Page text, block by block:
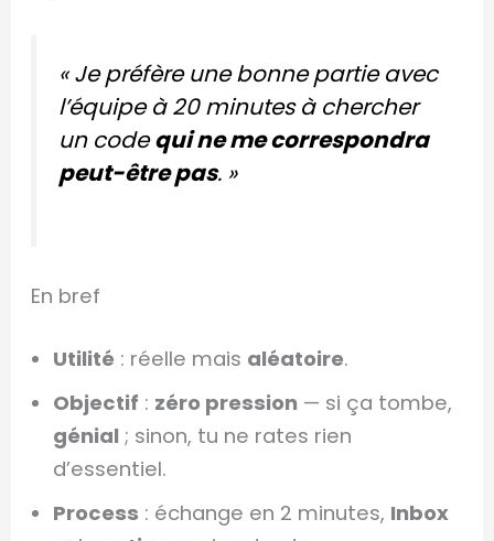
« Je préfère une bonne partie avec
l’équipe à 20 minutes à chercher
un codequi ne me correspondra
peut-être pas. »
En bref
Utilité : réelle mais aléatoire.
Objectif : zéro pression — si ça tombe,
génial ; sinon, tu ne rates rien
d’essentiel.
Process : échange en 2 minutes, Inbox